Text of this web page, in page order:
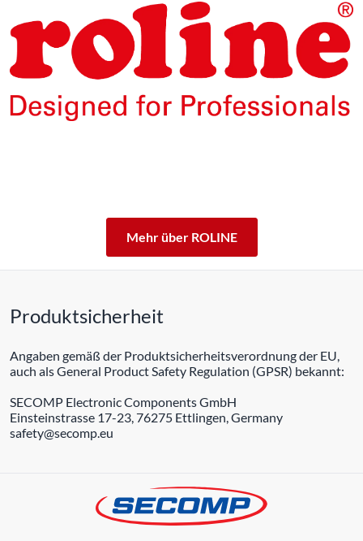
Mehr über ROLINE
Produktsicherheit
Angaben gemäß der Produktsicherheitsverordnung der EU,
auch als General Product Safety Regulation (GPSR) bekannt:
SECOMP Electronic Components GmbH
Einsteinstrasse 17-23, 76275 Ettlingen, Germany
safety@secomp.eu